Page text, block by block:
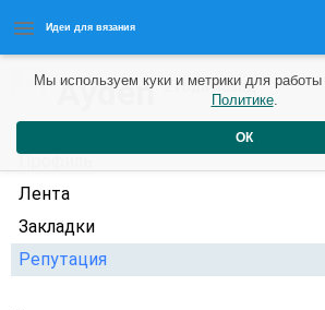
Идеи для вязания
Ayden2 года назад
Профиль
Лента
Закладки
Репутация
Мы используем куки и метрики для работы
Политике.
ОК